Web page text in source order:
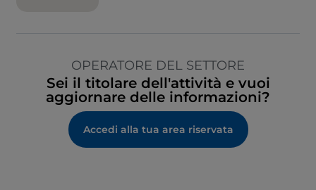
OPERATORE DEL SETTORE
Sei il titolare dell'attività e vuoi
aggiornare delle informazioni?
Accedi alla tua area riservata